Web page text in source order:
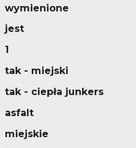
wymienione
jest
1
tak - miejski
tak - ciepła junkers
asfalt
miejskie